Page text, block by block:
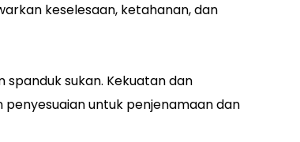
keselesaan, ketahanan, dan
sukan. Kekuatan dan
untuk penjenamaan dan